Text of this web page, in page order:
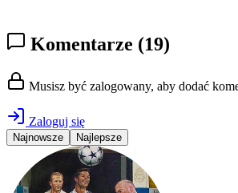
Komentarze (19)
Musisz być zalogowany, aby dodać
Zaloguj się
Najnowsze Najlepsze